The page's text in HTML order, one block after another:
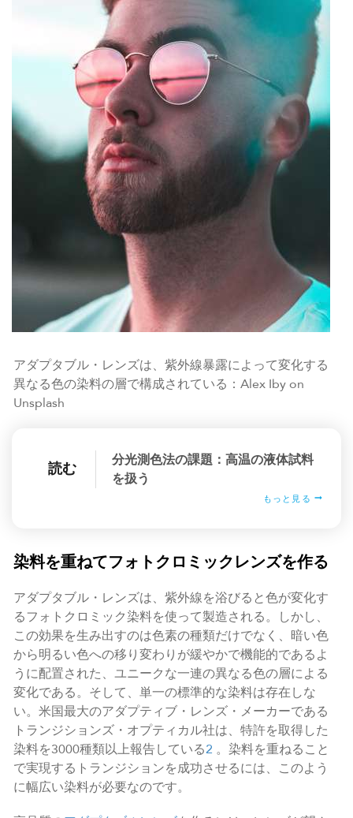
アダプタブル・レンズは、紫外線暴露によって変化する
異なる色の染料の層で構成されている：Alex Iby on
Unsplash
読む
分光測色法の課題：高温の液体試料
を扱う
もっと見る
染料を重ねてフォトクロミックレンズを作る
アダプタブル・レンズは、紫外線を浴びると色が変化す
るフォトクロミック染料を使って製造される。しかし、
この効果を生み出すのは色素の種類だけでなく、暗い色
から明るい色への移り変わりが緩やかで機能的であるよ
うに配置された、ユニークな一連の異なる色の層による
変化である。そして、単一の標準的な染料は存在しな
い。米国最大のアダプティブ・レンズ・メーカーである
トランジションズ・オプティカル社は、特許を取得した
染料を3000種類以上報告している2 。染料を重ねること
で実現するトランジションを成功させるには、このよう
に幅広い染料が必要なのです。